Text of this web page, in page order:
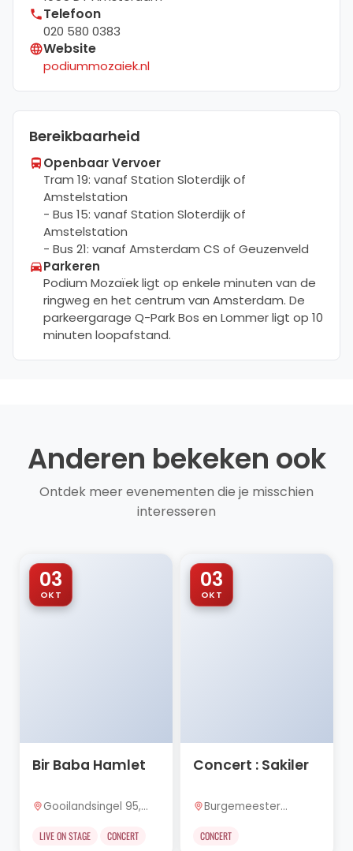
Telefoon
020 580 0383
Website
podiummozaiek.nl
Bereikbaarheid
Openbaar Vervoer
Tram 19: vanaf Station Sloterdijk of
Amstelstation
- Bus 15: vanaf Station Sloterdijk of
Amstelstation
- Bus 21: vanaf Amsterdam CS of Geuzenveld
Parkeren
Podium Mozaïek ligt op enkele minuten van de
ringweg en het centrum van Amsterdam. De
parkeergarage Q-Park Bos en Lommer ligt op 10
minuten loopafstand.
Anderen bekeken ook
Ontdek meer evenementen die je misschien
interesseren
03
OKT
Bir Baba Hamlet
Gooilandsingel 95,
LIVE ON STAGE CONCERT
03
OKT
Concert : Sakiler
Burgemeester
CONCERT